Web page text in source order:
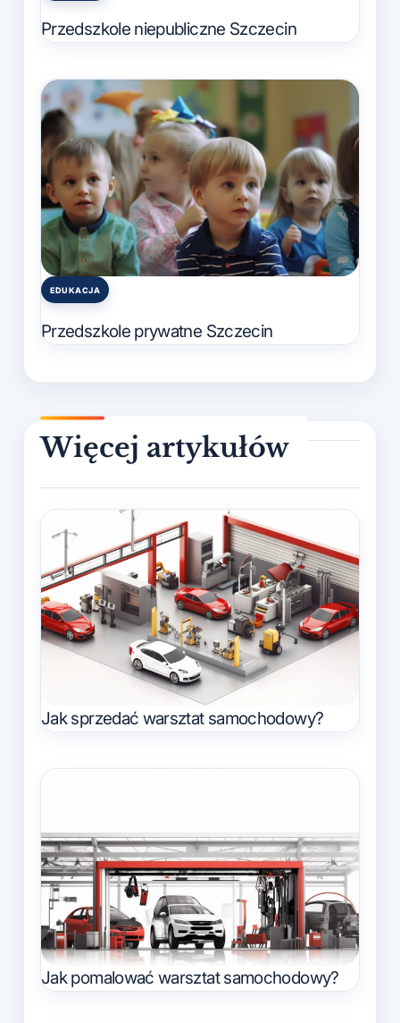
Przedszkole niepubliczne Szczecin
Posted
EDUKACJA
Przedszkole prywatne Szczecin
Jak sprzedać warsztat samochodowy?
Jak pomalować warsztat samochodowy?